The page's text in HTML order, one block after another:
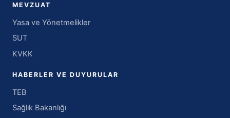
MEVZUAT
Yasa ve Yönetmelikler
SUT
KVKK
HABERLER VE DUYURULAR
TEB
Sağlık Bakanlığı